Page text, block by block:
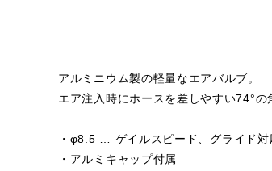
アルミニウム製の軽量なエアバルブ。
エア注入時にホースを差しやすい74°の
・φ8.5 … ゲイルスピード、グライド対
・アルミキャップ付属